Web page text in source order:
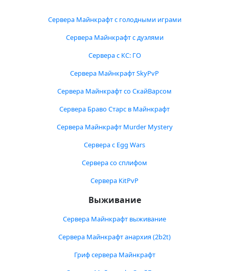
Сервера Майнкрафт с голодными играми
Сервера Майнкрафт с дуэлями
Сервера с КС: ГО
Сервера Майнкрафт SkyPvP
Сервера Майнкрафт со СкайВарсом
Сервера Браво Старс в Майнкрафт
Сервера Майнкрафт Murder Mystery
Сервера с Egg Wars
Сервера со сплифом
Сервера KitPvP
Выживание
Сервера Майнкрафт выживание
Сервера Майнкрафт анархия (2b2t)
Гриф сервера Майнкрафт